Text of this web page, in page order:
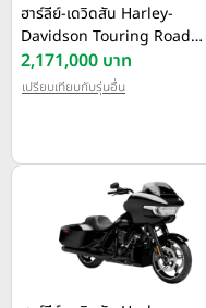
ฮาร์ลีย์-เดวิดสัน Harley-
Davidson Touring Road
Glide Limited ปี 2026
2,171,000 บาท
เปรียบเทียบกับรุ่นอื่น